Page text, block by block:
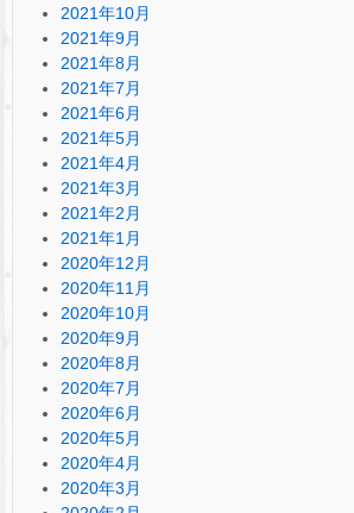
2021年10月
2021年9月
2021年8月
2021年7月
2021年6月
2021年5月
2021年4月
2021年3月
2021年2月
2021年1月
2020年12月
2020年11月
2020年10月
2020年9月
2020年8月
2020年7月
2020年6月
2020年5月
2020年4月
2020年3月